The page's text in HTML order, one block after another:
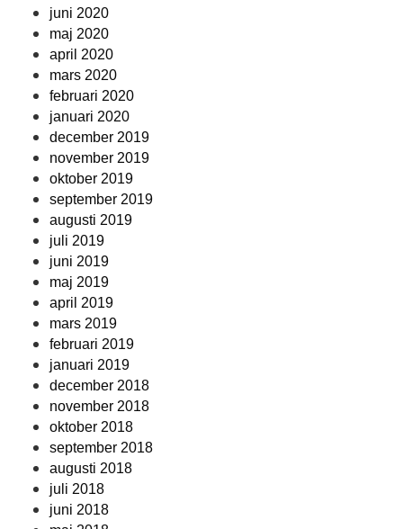
juni 2020
maj 2020
april 2020
mars 2020
februari 2020
januari 2020
december 2019
november 2019
oktober 2019
september 2019
augusti 2019
juli 2019
juni 2019
maj 2019
april 2019
mars 2019
februari 2019
januari 2019
december 2018
november 2018
oktober 2018
september 2018
augusti 2018
juli 2018
juni 2018